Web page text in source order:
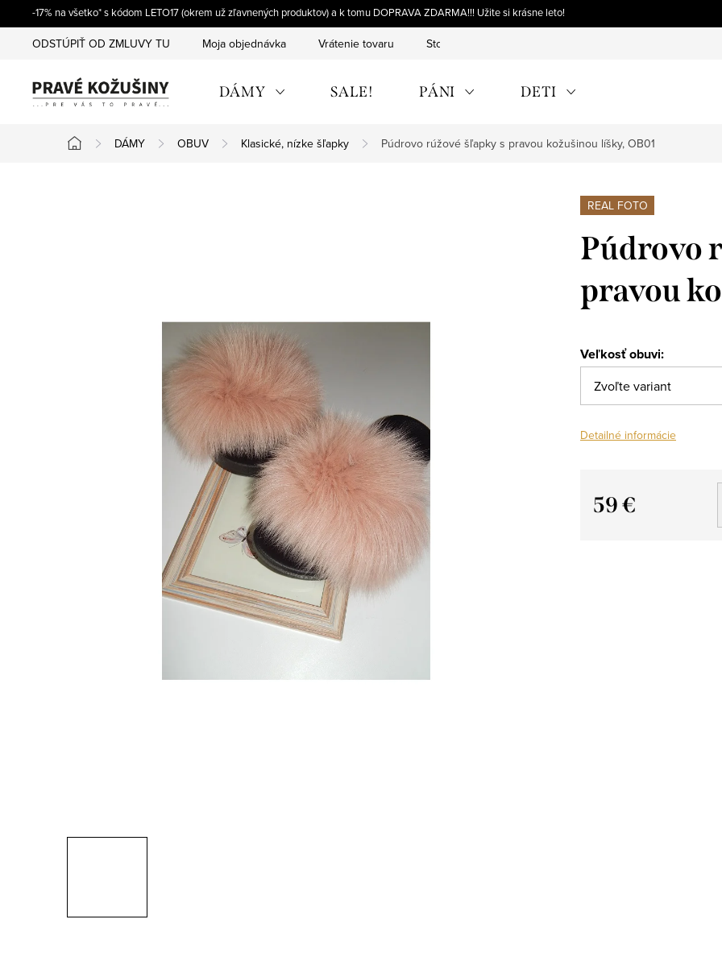
na
obsah
-17% na všetko* s kódom LETO17 (okrem už zľavnených produktov) a k tomu DOPRAVA ZDARMA!!! Užite si krásne leto!
ODSTÚPIŤ OD ZMLUVY TU Moja objednávka Vrátenie tovaru Storno objednávky
DÁMY SALE! PÁNI DETI
Domov
DÁMY OBUV Klasické, nízke šľapky Púdrovo rúžové šľapky s pravou kožušinou líšky, OB01
REAL FOTO
Púdrovo
pravou
Veľkosť obuvi:
Detailné informácie
59 €